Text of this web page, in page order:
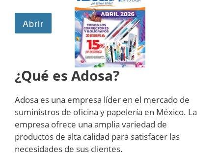
¿Qué es Adosa?
Adosa es una empresa líder en el mercado de
suministros de oficina y papelería en México. La
empresa ofrece una amplia variedad de
productos de alta calidad para satisfacer las
necesidades de sus clientes.